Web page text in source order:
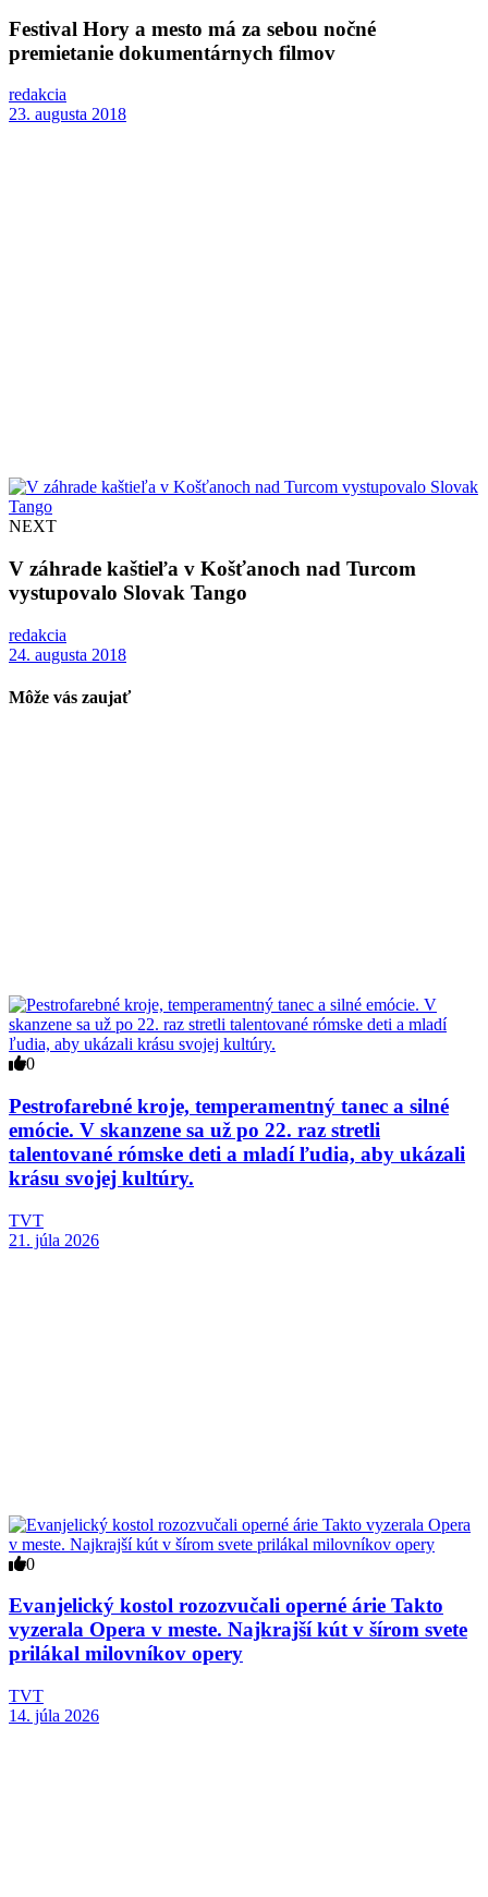
Festival Hory a mesto má za sebou nočné
premietanie dokumentárnych filmov
redakcia
23. augusta 2018
NEXT
V záhrade kaštieľa v Košťanoch nad Turcom
vystupovalo Slovak Tango
redakcia
24. augusta 2018
Môže vás zaujať
0
Pestrofarebné kroje, temperamentný tanec a silné
emócie. V skanzene sa už po 22. raz stretli
talentované rómske deti a mladí ľudia, aby ukázali
krásu svojej kultúry.
TVT
21. júla 2026
0
Evanjelický kostol rozozvučali operné árie Takto
vyzerala Opera v meste. Najkrajší kút v šírom svete
prilákal milovníkov opery
TVT
14. júla 2026